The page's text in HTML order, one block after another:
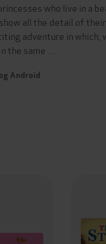
who live in a
all the detail of
adventure in
the same …
Android